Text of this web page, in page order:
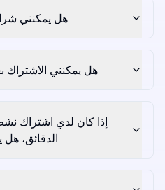
هل يمكنني
هل يمكنني الاشتراك
إذا كان لدي اشتراك
الدقائق،